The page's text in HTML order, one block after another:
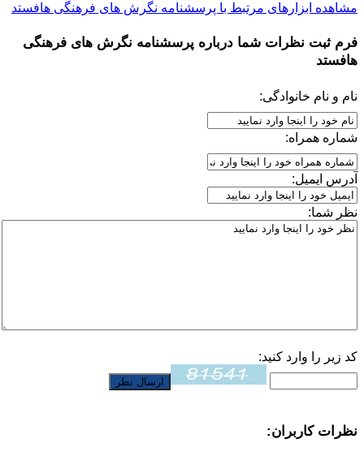
مشاهده ابزارهای مرتبط با پرسشنامه نگرش های فرهنگی هافستد
فرم ثبت نظرات شما درباره پرسشنامه نگرش های فرهنگی
هافستد
نام و نام خانوادگی:
شماره همراه:
آدرس ایمیل:
نظر شما:
کد زیر را وارد کنید:
نظرات کاربران: